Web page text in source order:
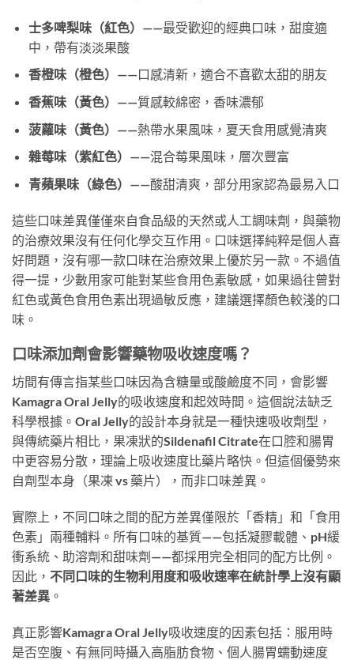
士多啤梨味（紅色） ——最受歡迎的經典口味，甜度適
中，帶有淡淡果酸
香橙味（橙色） ——口感清新，適合不喜歡太甜的朋友
香蕉味（黃色） ——質感較綿密，香味濃郁
菠蘿味（黃色） ——熱帶水果風味，夏天食用感覺清爽
雜莓味（紫紅色） ——混合莓果風味，層次豐富
青蘋果味（綠色） ——酸甜清爽，部分用家認為最易入口
這些口味差異僅僅來自食品級的天然或人工調味劑，與藥物
的治療效果沒有任何化學交互作用。口味選擇純粹是個人喜
好問題，沒有哪一款口味在治療效果上優於另一款。不過值
得一提，少數用家可能對某些食用色素敏感，如果過往曾對
紅色或黃色食用色素出現過敏反應，建議選擇顏色較淺的口
味。
口味添加劑會影響藥物吸收速度嗎？
坊間有傳言指某些口味因為含糖量或酸鹼度不同，會影響
Kamagra Oral Jelly的吸收速度和起效時間。這個說法缺乏
科學根據。Oral Jelly的設計本身就是一種快速吸收劑型，
與傳統藥片相比，果凍狀的Sildenafil Citrate在口腔和腸胃
中更容易分散，理論上吸收速度比藥片略快。但這個優勢來
自劑型本身（果凍 vs 藥片），而非口味差異。
實際上，不同口味之間的配方差異僅限於「香精」和「食用
色素」兩種輔料。所有口味的基質——包括凝膠載體、pH緩
衝系統、助溶劑和甜味劑——都採用完全相同的配方比例。
因此， 不同口味的生物利用度和吸收速率在統計學上沒有顯
著差異 。
真正影響Kamagra Oral Jelly吸收速度的因素包括：服用時
是否空腹、有無同時攝入高脂肪食物、個人腸胃蠕動速度